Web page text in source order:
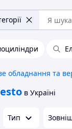
в Україні
Тип